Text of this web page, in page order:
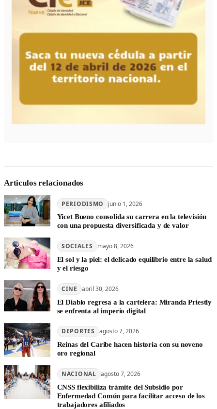
Articulos relacionados
PERIODISMO junio 1, 2026
Yicet Bueno consolida su carrera en la televisión
con una propuesta diversificada y de valor
SOCIALES mayo 8, 2026
El sol y la piel: el delicado equilibrio entre la salud
y el riesgo
CINE abril 30, 2026
El Diablo regresa a la cartelera: Miranda Priestly
se enfrenta al imperio digital
DEPORTES agosto 7, 2026
Reinas del Caribe hacen historia con su noveno
oro regional
NACIONAL agosto 7, 2026
CNSS flexibiliza trámite del Subsidio por
Enfermedad Común para facilitar acceso de los
trabajadores afiliados